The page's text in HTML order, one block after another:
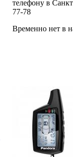
телефону в
77-78
Временно нет в